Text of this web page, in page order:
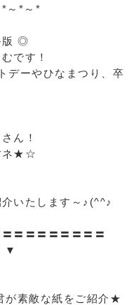
*～*
版 ◎
です！
デーやひなまつり、卒
ん！
ネ★☆
いたします～♪(^^♪
〓〓〓〓〓〓〓〓
▼
が素敵な紙をご紹介★